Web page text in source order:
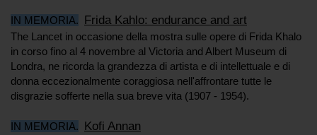
IN MEMORIA. Frida Kahlo: endurance and art
The Lancet in occasione della mostra sulle opere di Frida Khalo
in corso fino al 4 novembre al Victoria and Albert Museum di
Londra, ne ricorda la grandezza di artista e di intellettuale e di
donna eccezionalmente coraggiosa nell'affrontare tutte le
disgrazie sofferte nella sua breve vita (1907 - 1954).
IN MEMORIA. Kofi Annan